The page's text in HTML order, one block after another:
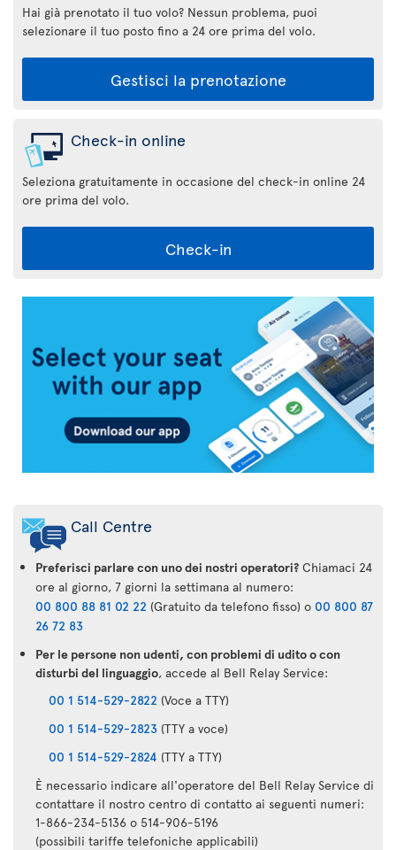
Hai già prenotato il tuo volo? Nessun problema, puoi
selezionare il tuo posto fino a 24 ore prima del volo.
Gestisci la prenotazione
Check-in online
Seleziona gratuitamente in occasione del check-in online 24
ore prima del volo.
Check-in
Transat
Call Centre
Preferisci parlare con uno dei nostri operatori? Chiamaci 24
ore al giorno, 7 giorni la settimana al numero:
00 800 88 81 02 22 (Gratuito da telefono fisso) o 00 800 87
26 72 83
Per le persone non udenti, con problemi di udito o con
disturbi del linguaggio, accede al Bell Relay Service:
00 1 514-529-2822 (Voce a TTY)
00 1 514-529-2823 (TTY a voce)
00 1 514-529-2824 (TTY a TTY)
È necessario indicare all'operatore del Bell Relay Service di
contattare il nostro centro di contatto ai seguenti numeri:
1-866-234-5136 o 514-906-5196
(possibili tariffe telefoniche applicabili)